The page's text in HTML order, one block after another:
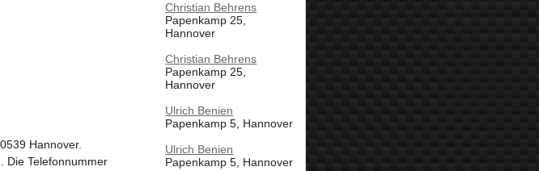
Hannover.
. Die Telefonnummer
Christian Behrens
Papenkamp 25,
Hannover
Christian Behrens
Papenkamp 25,
Hannover
Ulrich Benien
Papenkamp 5, Hannover
Ulrich Benien
Papenkamp 5, Hannover